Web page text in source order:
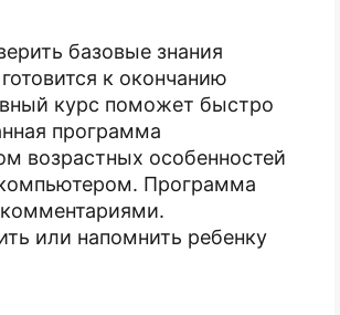
базовые знания
к окончанию
курс поможет быстро
программа
возрастных особенностей
Программа
или напомнить ребенку